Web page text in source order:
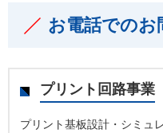
お電話でのお
プリント回路事業
プリント基板設計・シミュ